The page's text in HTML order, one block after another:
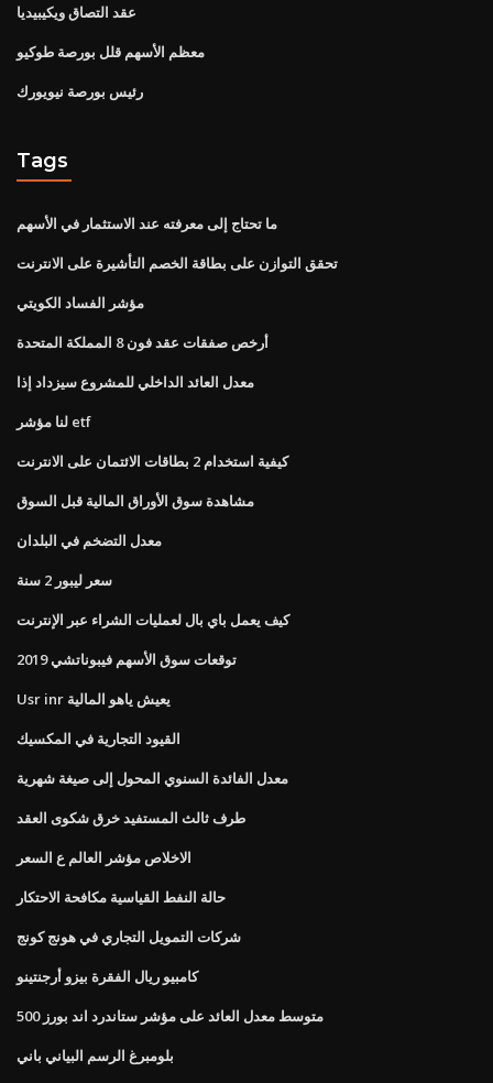
عقد التصاق ويكيبيديا
معظم الأسهم قلل بورصة طوكيو
رئيس بورصة نيويورك
Tags
ما تحتاج إلى معرفته عند الاستثمار في الأسهم
تحقق التوازن على بطاقة الخصم التأشيرة على الانترنت
مؤشر الفساد الكويتي
أرخص صفقات عقد فون 8 المملكة المتحدة
معدل العائد الداخلي للمشروع سيزداد إذا
لنا مؤشر etf
كيفية استخدام 2 بطاقات الائتمان على الانترنت
مشاهدة سوق الأوراق المالية قبل السوق
معدل التضخم في البلدان
سعر ليبور 2 سنة
كيف يعمل باي بال لعمليات الشراء عبر الإنترنت
توقعات سوق الأسهم فيبوناتشي 2019
Usr inr يعيش ياهو المالية
القيود التجارية في المكسيك
معدل الفائدة السنوي المحول إلى صيغة شهرية
طرف ثالث المستفيد خرق شكوى العقد
الاخلاص مؤشر العالم ع السعر
حالة النفط القياسية مكافحة الاحتكار
شركات التمويل التجاري في هونج كونج
كامبيو ريال الفقرة بيزو أرجنتينو
متوسط ​​معدل العائد على مؤشر ستاندرد اند بورز 500
بلومبرغ الرسم البياني باني